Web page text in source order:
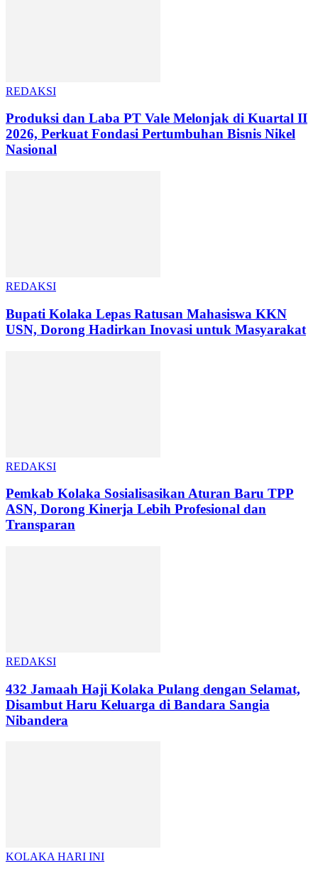
REDAKSI
Produksi dan Laba PT Vale Melonjak di Kuartal II
2026, Perkuat Fondasi Pertumbuhan Bisnis Nikel
Nasional
REDAKSI
Bupati Kolaka Lepas Ratusan Mahasiswa KKN
USN, Dorong Hadirkan Inovasi untuk Masyarakat
REDAKSI
Pemkab Kolaka Sosialisasikan Aturan Baru TPP
ASN, Dorong Kinerja Lebih Profesional dan
Transparan
REDAKSI
432 Jamaah Haji Kolaka Pulang dengan Selamat,
Disambut Haru Keluarga di Bandara Sangia
Nibandera
KOLAKA HARI INI